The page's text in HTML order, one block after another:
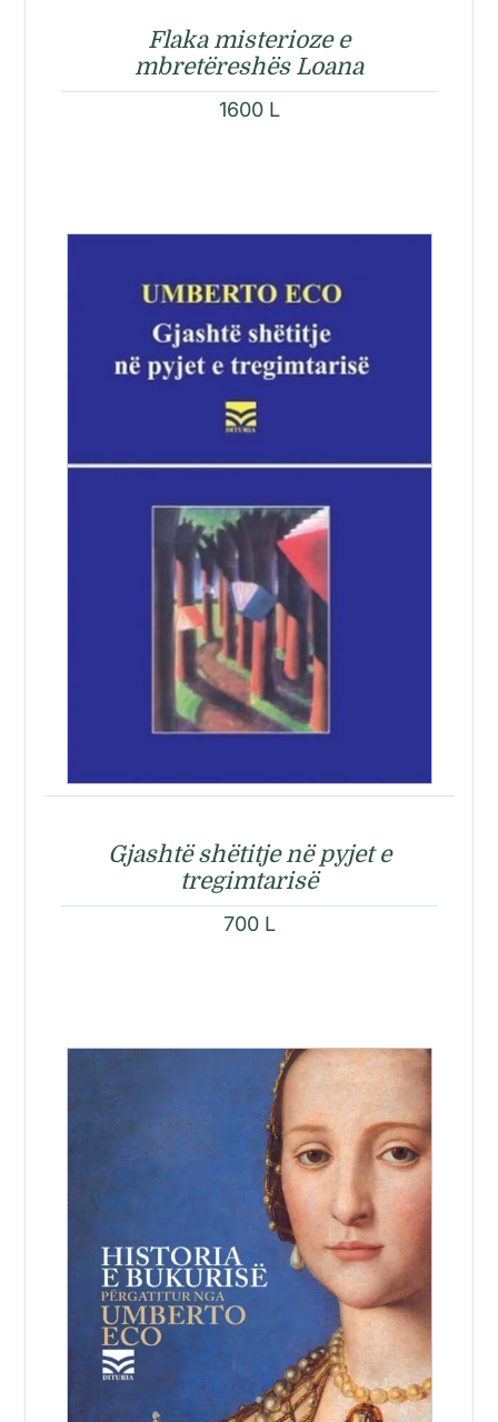
Flaka misterioze e
mbretëreshës Loana
1600 L
Gjashtë shëtitje në pyjet e
tregimtarisë
700 L